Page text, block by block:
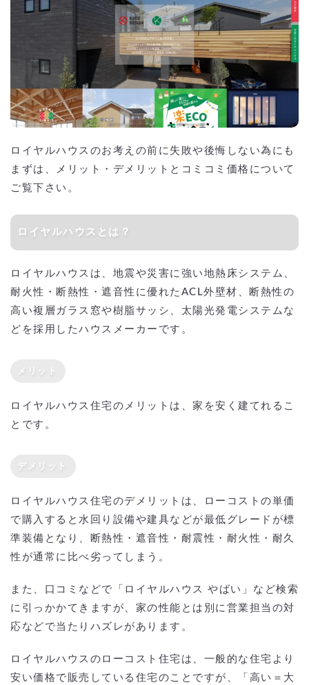
ロイヤルハウスのお考えの前に失敗や後悔しない為にも
まずは、メリット・デメリットとコミコミ価格について
ご覧下さい。
ロイヤルハウスとは？
ロイヤルハウスは、地震や災害に強い地熱床システム、
耐火性・断熱性・遮音性に優れたACL外壁材、断熱性の
高い複層ガラス窓や樹脂サッシ、太陽光発電システムな
どを採用したハウスメーカーです。
メリット
ロイヤルハウス住宅のメリットは、家を安く建てれるこ
とです。
デメリット
ロイヤルハウス住宅のデメリットは、ローコストの単価
で購入すると水回り設備や建具などが最低グレードが標
準装備となり、断熱性・遮音性・耐震性・耐火性・耐久
性が通常に比べ劣ってしまう。
また、口コミなどで「ロイヤルハウス やばい」など検索
に引っかかてきますが、家の性能とは別に営業担当の対
応などで当たりハズレがあります。
ロイヤルハウスのローコスト住宅は、一般的な住宅より
安い価格で販売している住宅のことですが、「高い＝大